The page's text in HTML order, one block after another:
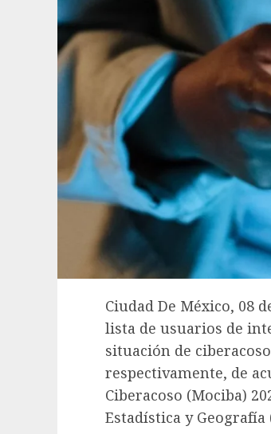
Ciudad De México, 08
lista de usuarios de
situación de
respectivamente, de
Ciberacoso (Mociba)
Estadística y Geografía